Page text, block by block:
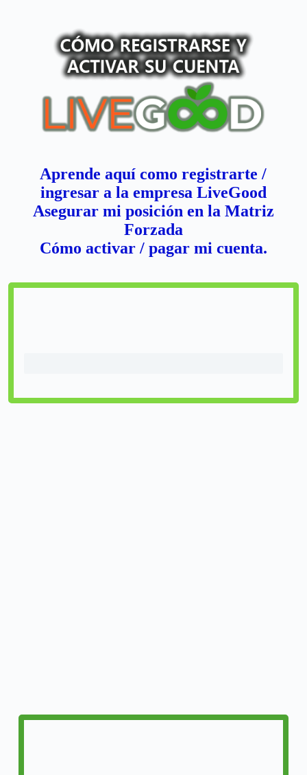
Aprende aquí como registrarte /
ingresar a la empresa LiveGood
Asegurar mi posición en la Matriz
Forzada
Cómo activar / pagar mi cuenta.